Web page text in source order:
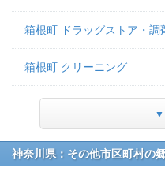
箱根町 ドラッグストア・調
箱根町 クリーニング
▼
神奈川県：その他市区町村の